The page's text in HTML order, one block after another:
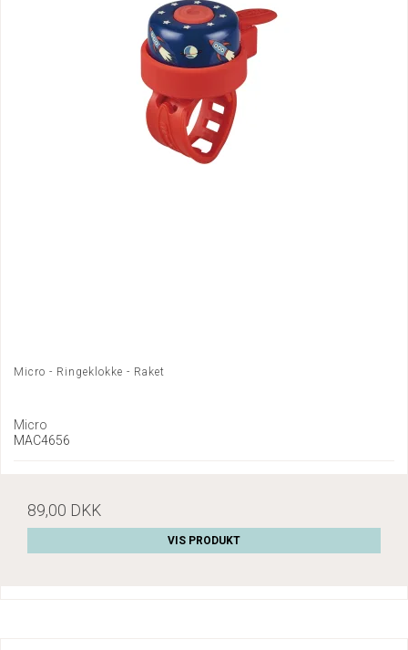
Micro - Ringeklokke - Raket
Micro
MAC4656
89,00 DKK
VIS PRODUKT